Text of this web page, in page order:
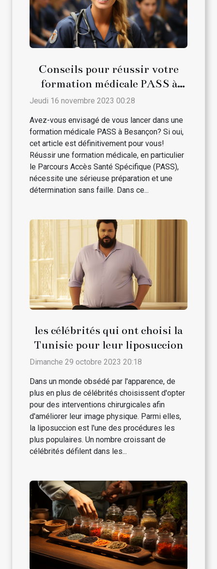
Conseils pour réussir votre
formation médicale PASS à
Besançon
Jeudi 16 novembre 2023 00:28
Avez-vous envisagé de vous lancer dans une
formation médicale PASS à Besançon? Si oui,
cet article est définitivement pour vous!
Réussir une formation médicale, en particulier
le Parcours Accès Santé Spécifique (PASS),
nécessite une sérieuse préparation et une
détermination sans faille. Dans ce...
les célébrités qui ont choisi la
Tunisie pour leur liposuccion
Dimanche 29 octobre 2023 20:18
Dans un monde obsédé par l'apparence, de
plus en plus de célébrités choisissent d'opter
pour des interventions chirurgicales afin
d'améliorer leur image physique. Parmi elles,
la liposuccion est l'une des procédures les
plus populaires. Un nombre croissant de
célébrités défilent dans les...